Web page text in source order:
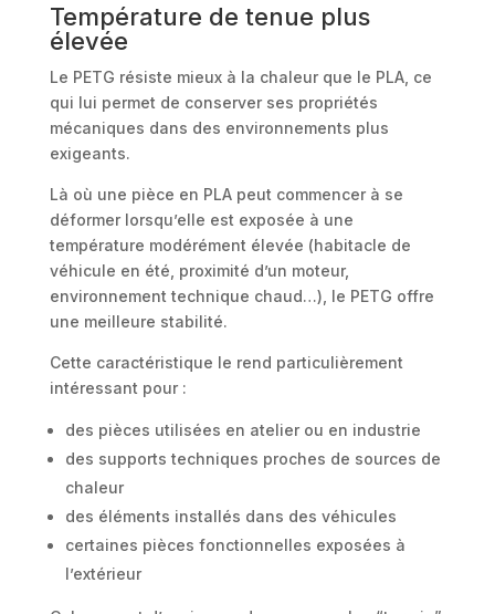
Température de tenue plus
élevée
Le PETG résiste mieux à la chaleur que le PLA, ce
qui lui permet de conserver ses propriétés
mécaniques dans des environnements plus
exigeants.
Là où une pièce en PLA peut commencer à se
déformer lorsqu’elle est exposée à une
température modérément élevée (habitacle de
véhicule en été, proximité d’un moteur,
environnement technique chaud…), le PETG offre
une meilleure stabilité.
Cette caractéristique le rend particulièrement
intéressant pour :
des pièces utilisées en atelier ou en industrie
des supports techniques proches de sources de
chaleur
des éléments installés dans des véhicules
certaines pièces fonctionnelles exposées à
l’extérieur